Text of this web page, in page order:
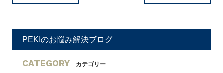
PEKIのお悩み解決ブログ
CATEGORY カテゴリー